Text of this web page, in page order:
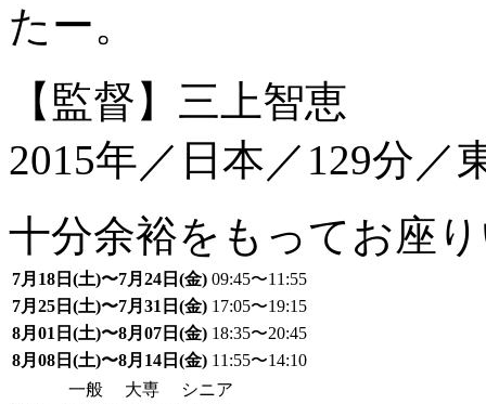
たー。
【監督】三上智恵
2015年／日本／129分／
十分余裕をもってお座
7月18日(土)〜7月24日(金) 09:45〜11:55
7月25日(土)〜7月31日(金) 17:05〜19:15
8月01日(土)〜8月07日(金) 18:35〜20:45
8月08日(土)〜8月14日(金) 11:55〜14:10
一般
大専
シニア